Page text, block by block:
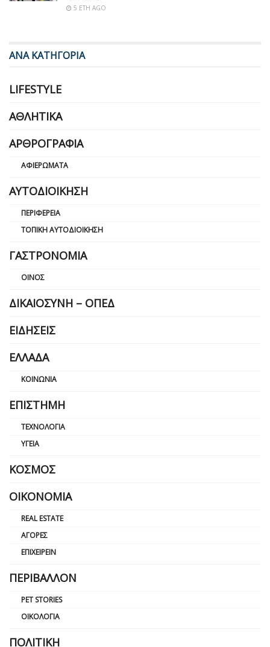
5 ΈΤΗ AGO
ΑΝΑ ΚΑΤΗΓΟΡΙΑ
LIFESTYLE
ΑΘΛΗΤΙΚΆ
ΑΡΘΡΟΓΡΑΦΊΑ
ΑΦΙΕΡΏΜΑΤΑ
ΑΥΤΟΔΙΟΊΚΗΣΗ
ΠΕΡΙΦΈΡΕΙΑ
ΤΟΠΙΚΉ ΑΥΤΟΔΙΟΊΚΗΣΗ
ΓΑΣΤΡΟΝΟΜΊΑ
ΟΊΝΟΣ
ΔΙΚΑΙΟΣΎΝΗ – ΟΠΕΔ
ΕΙΔΉΣΕΙΣ
ΕΛΛΆΔΑ
ΚΟΙΝΩΝΊΑ
ΕΠΙΣΤΉΜΗ
ΤΕΧΝΟΛΟΓΊΑ
ΥΓΕΊΑ
ΚΌΣΜΟΣ
ΟΙΚΟΝΟΜΊΑ
REAL ESTATE
ΑΓΟΡΈΣ
ΕΠΙΧΕΙΡΕΊΝ
ΠΕΡΙΒΆΛΛΟΝ
PET STORIES
ΟΙΚΟΛΟΓΊΑ
ΠΟΛΙΤΙΚΉ